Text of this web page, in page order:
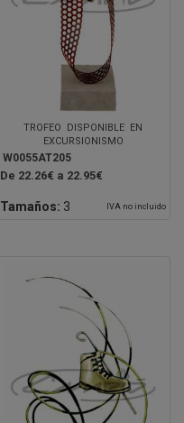
TROFEO DISPONIBLE EN
EXCURSIONISMO
W0055AT205
De 22.26€ a 22.95€
Tamaños: 3 IVA no incluido